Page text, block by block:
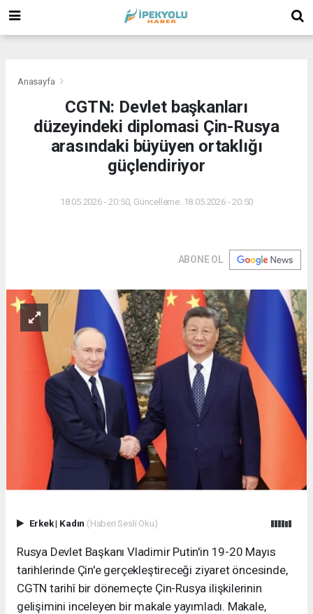
Anasayfa
CGTN: Devlet başkanları
düzeyindeki diplomasi Çin-Rusya
arasındaki büyüyen ortaklığı
güçlendiriyor
18.05.2026 - 20:50, Güncelleme: 18.05.2026 - 20:50
ABONE OL
Erkek| Kadın (Haberi Sesli Oku)
Rusya Devlet Başkanı Vladimir Putin'in 19-20 Mayıs
tarihlerinde Çin'e gerçekleştireceği ziyaret öncesinde,
CGTN tarihî bir dönemeçte Çin-Rusya ilişkilerinin
gelişimini inceleyen bir makale yayımladı. Makale,